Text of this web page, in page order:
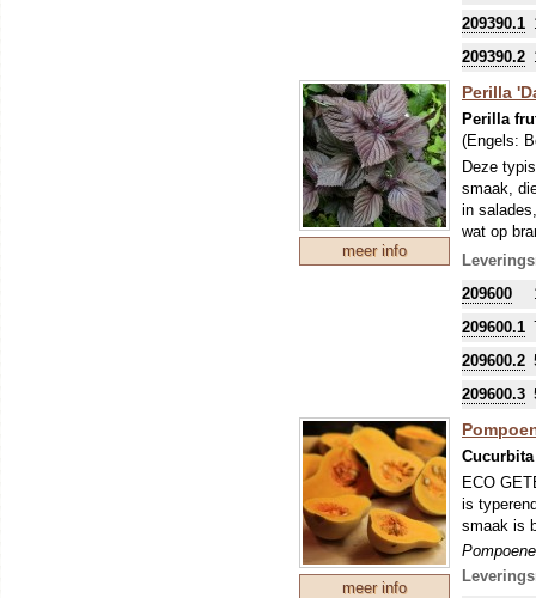
209390.1
209390.2
meer info
Perilla
Perilla
(Engels:
Deze
smaak,
in
wat op
ook een
Kruidig,
kas. Het
gegeten.
oogsten.
209600
209600.1
209600.2
209600.3
meer info
ECO
is
smaak is
worden